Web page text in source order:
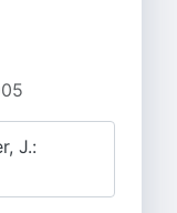
J.: